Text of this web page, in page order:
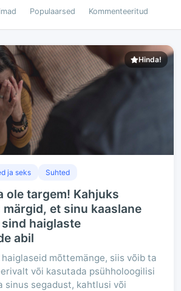
Populaarsed Kommenteeritud
Hinda!
ja seks Suhted
ole targem! Kahjuks
et sinu kaaslane
haiglaste
abil
haiglaseid mõttemänge, siis võib ta
või kasutada psühholoogilisi
sinus segadust, kahtlusi või